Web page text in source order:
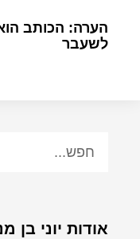
הערה: הכותב
לשעבר
אודות יוני בן